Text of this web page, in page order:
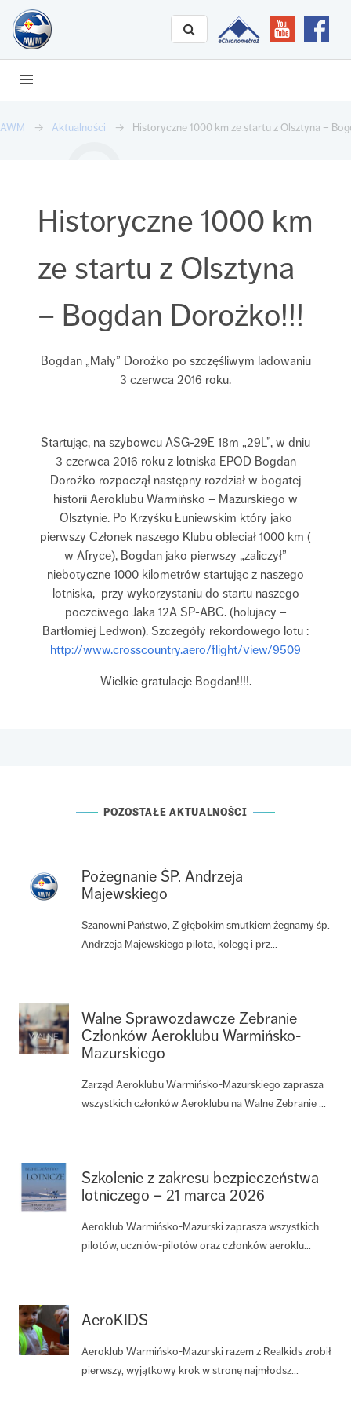
AWM Aktualności Historyczne 1000 km ze startu z Olsztyna –
Historyczne 1000 km
ze startu z Olsztyna
– Bogdan Dorożko!!!
Bogdan „Mały” Dorożko po szczęśliwym ladowaniu
3 czerwca 2016 roku.
Startując, na szybowcu ASG-29E 18m „29L”, w dniu
3 czerwca 2016 roku z lotniska EPOD Bogdan
Dorożko rozpoczął następny rozdział w bogatej
historii Aeroklubu Warmińsko – Mazurskiego w
Olsztynie. Po Krzyśku Łuniewskim który jako
pierwszy Członek naszego Klubu obleciał 1000 km (
w Afryce), Bogdan jako pierwszy „zaliczył”
niebotyczne 1000 kilometrów startując z naszego
lotniska, przy wykorzystaniu do startu naszego
poczciwego Jaka 12A SP-ABC. (holujacy –
Bartłomiej Ledwon). Szczegóły rekordowego lotu :
http://www.crosscountry.aero/flight/view/9509
Wielkie gratulacje Bogdan!!!!.
POZOSTAŁE AKTUALNOŚCI
Pożegnanie ŚP. Andrzeja
Majewskiego
Szanowni Państwo, Z głębokim smutkiem żegnamy śp.
Andrzeja Majewskiego pilota, kolegę i prz...
Walne Sprawozdawcze Zebranie
Członków Aeroklubu Warmińsko-
Mazurskiego
Zarząd Aeroklubu Warmińsko-Mazurskiego zaprasza
wszystkich członków Aeroklubu na Walne Zebranie ...
Szkolenie z zakresu bezpieczeństwa
lotniczego – 21 marca 2026
Aeroklub Warmińsko-Mazurski zaprasza wszystkich
pilotów, uczniów-pilotów oraz członków aeroklu...
AeroKIDS
Aeroklub Warmińsko-Mazurski razem z Realkids zrobił
pierwszy, wyjątkowy krok w stronę najmłodsz...